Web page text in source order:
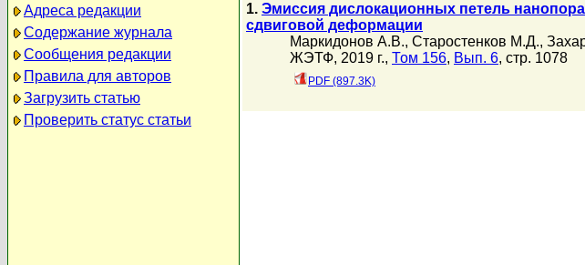
Адреса редакции
Содержание журнала
Сообщения редакции
Правила для авторов
Загрузить статью
Проверить статус статьи
1. Эмиссия дислокационных петель
сдвиговой деформации
Маркидонов А.В., Старостенков М.Д.,
ЖЭТФ, 2019 г., Том 156, Вып. 6, стр. 1078
PDF (897.3K)